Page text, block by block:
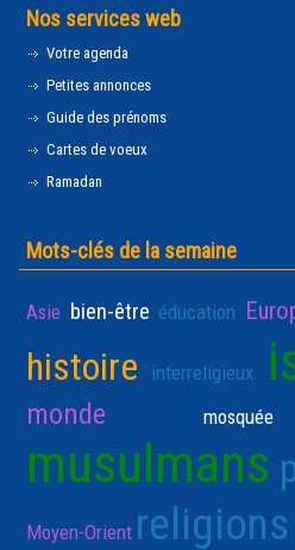
Nos services web
Votre agenda
Petites annonces
Guide des prénoms
Cartes de voeux
Ramadan
Mots-clés de la semaine
Asie bien-être éducation
histoire interreligieux
monde mosquée
musulmans
Moyen-Orient religions